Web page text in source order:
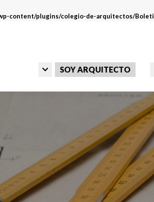
content/plugins/colegio-de-arquitectos/
SOY ARQUITECTO